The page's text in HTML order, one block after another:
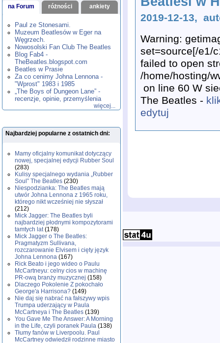
1975,1976 1977,1978 1979,
,1982,1983 ,1984,
1985, 1986,1987,1988
1990,1991 ,1992,1993 ,1994,
1995,1996, 1999
2000,2001,2002 ,2003,2004,
2005,2006, 2007
2010,2011,2012,2013,2014
2015,2016, 2017,
2020,2021,2022,2023,2024 ,
2025,2026
na Forum różności ankiety
Paul ze Stonesami.
Muzeum Beatlesów w Eger na
Węgrzech.
Nowosolski Fan Club The Beatles
Blog Fab4 -
TheBeatles.blogspot.com
Beatles w Prasie
Za co cenimy Johna Lennona -
"Wprost" 1983 i 1985
„The Boys of Dungeon Lane” -
recenzje, opinie, przemyślenia
więcej...
Najbardziej popularne z ostatnich dni:
Mamy oficjalny komunikat dotyczący
nowej, specjalnej edycji Rubber Soul
(283)
Kulisy specjalnego wydania „Rubber
Soul” The Beatles (230)
Niespodzianka: The Beatles mają
utwór Johna Lennona z 1965 roku,
którego nikt wcześniej nie słyszał
(212)
Mick Jagger: The Beatles byli
najbardziej płodnymi kompozytorami
tamtych lat(178)
Mick Jagger o The Beatles:
Pragmatyzm Sullivana,
rozczarowanie Elvisem i cięty język
Johna Lennona (167)
Rick Beato i jego wideo o Paulu
McCartneyu: celny cios w machinę
PR-ową branży muzycznej (158)
Dlaczego Pokolenie Z pokochało
George'a Harrisona? (149)
Nie daj się nabrać na fałszywy wpis
Trumpa uderzający w Paula
McCartneya i The Beatles (139)
You Gave Me The Answer: A Morning
in the Life, czyli poranek Paula (138)
Tłumy fanów w Liverpoolu. Paul
McCartney odwiedził rodzinne miasto
2019-12-13,
Warning:
set=source[/e1/
failed to open
/home/hosting/
on line 60 W
The Beatles -
edytuj